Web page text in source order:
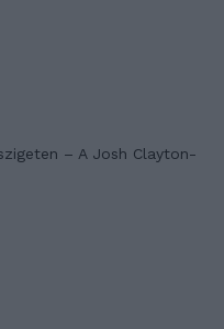
– A Josh Clayton-